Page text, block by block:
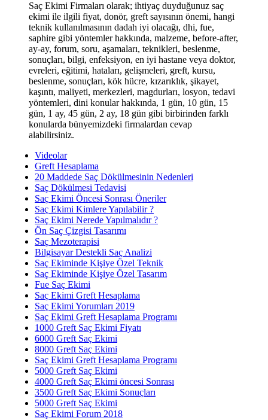
Saç Ekimi Firmaları olarak; ihtiyaç duyduğunuz saç
ekimi ile ilgili fiyat, donör, greft sayısının önemi, hangi
teknik kullanılmasının dadah iyi olacağı, dhi, fue,
saphire gibi yöntemler hakkında, malzeme, before-after,
ay-ay, forum, soru, aşamaları, teknikleri, beslenme,
sonuçları, bilgi, enfeksiyon, en iyi hastane veya doktor,
evreleri, eğitimi, hataları, gelişmeleri, greft, kursu,
beslenme, sonuçları, kök hücre, kızarıklık, şikayet,
kaşıntı, maliyeti, merkezleri, magdurları, losyon, tedavi
yöntemleri, dini konular hakkında, 1 gün, 10 gün, 15
gün, 1 ay, 45 gün, 2 ay, 18 gün gibi birbirinden farklı
konularda bünyemizdeki firmalardan cevap
alabilirsiniz.
Videolar
Greft Hesaplama
20 Maddede Saç Dökülmesinin Nedenleri
Saç Dökülmesi Tedavisi
Saç Ekimi Öncesi Sonrası Öneriler
Saç Ekimi Kimlere Yapılabilir ?
Saç Ekimi Nerede Yapılmalıdır ?
Ön Saç Çizgisi Tasarımı
Saç Mezoterapisi
Bilgisayar Destekli Saç Analizi
Saç Ekiminde Kişiye Özel Teknik
Saç Ekiminde Kişiye Özel Tasarım
Fue Saç Ekimi
Saç Ekimi Greft Hesaplama
Saç Ekimi Yorumları 2019
Saç Ekimi Greft Hesaplama Programı
1000 Greft Saç Ekimi Fiyatı
6000 Greft Saç Ekimi
8000 Greft Saç Ekimi
Saç Ekimi Greft Hesaplama Programı
5000 Greft Saç Ekimi
4000 Greft Saç Ekimi öncesi Sonrası
3500 Greft Saç Ekimi Sonuçları
5000 Greft Saç Ekimi
Saç Ekimi Forum 2018